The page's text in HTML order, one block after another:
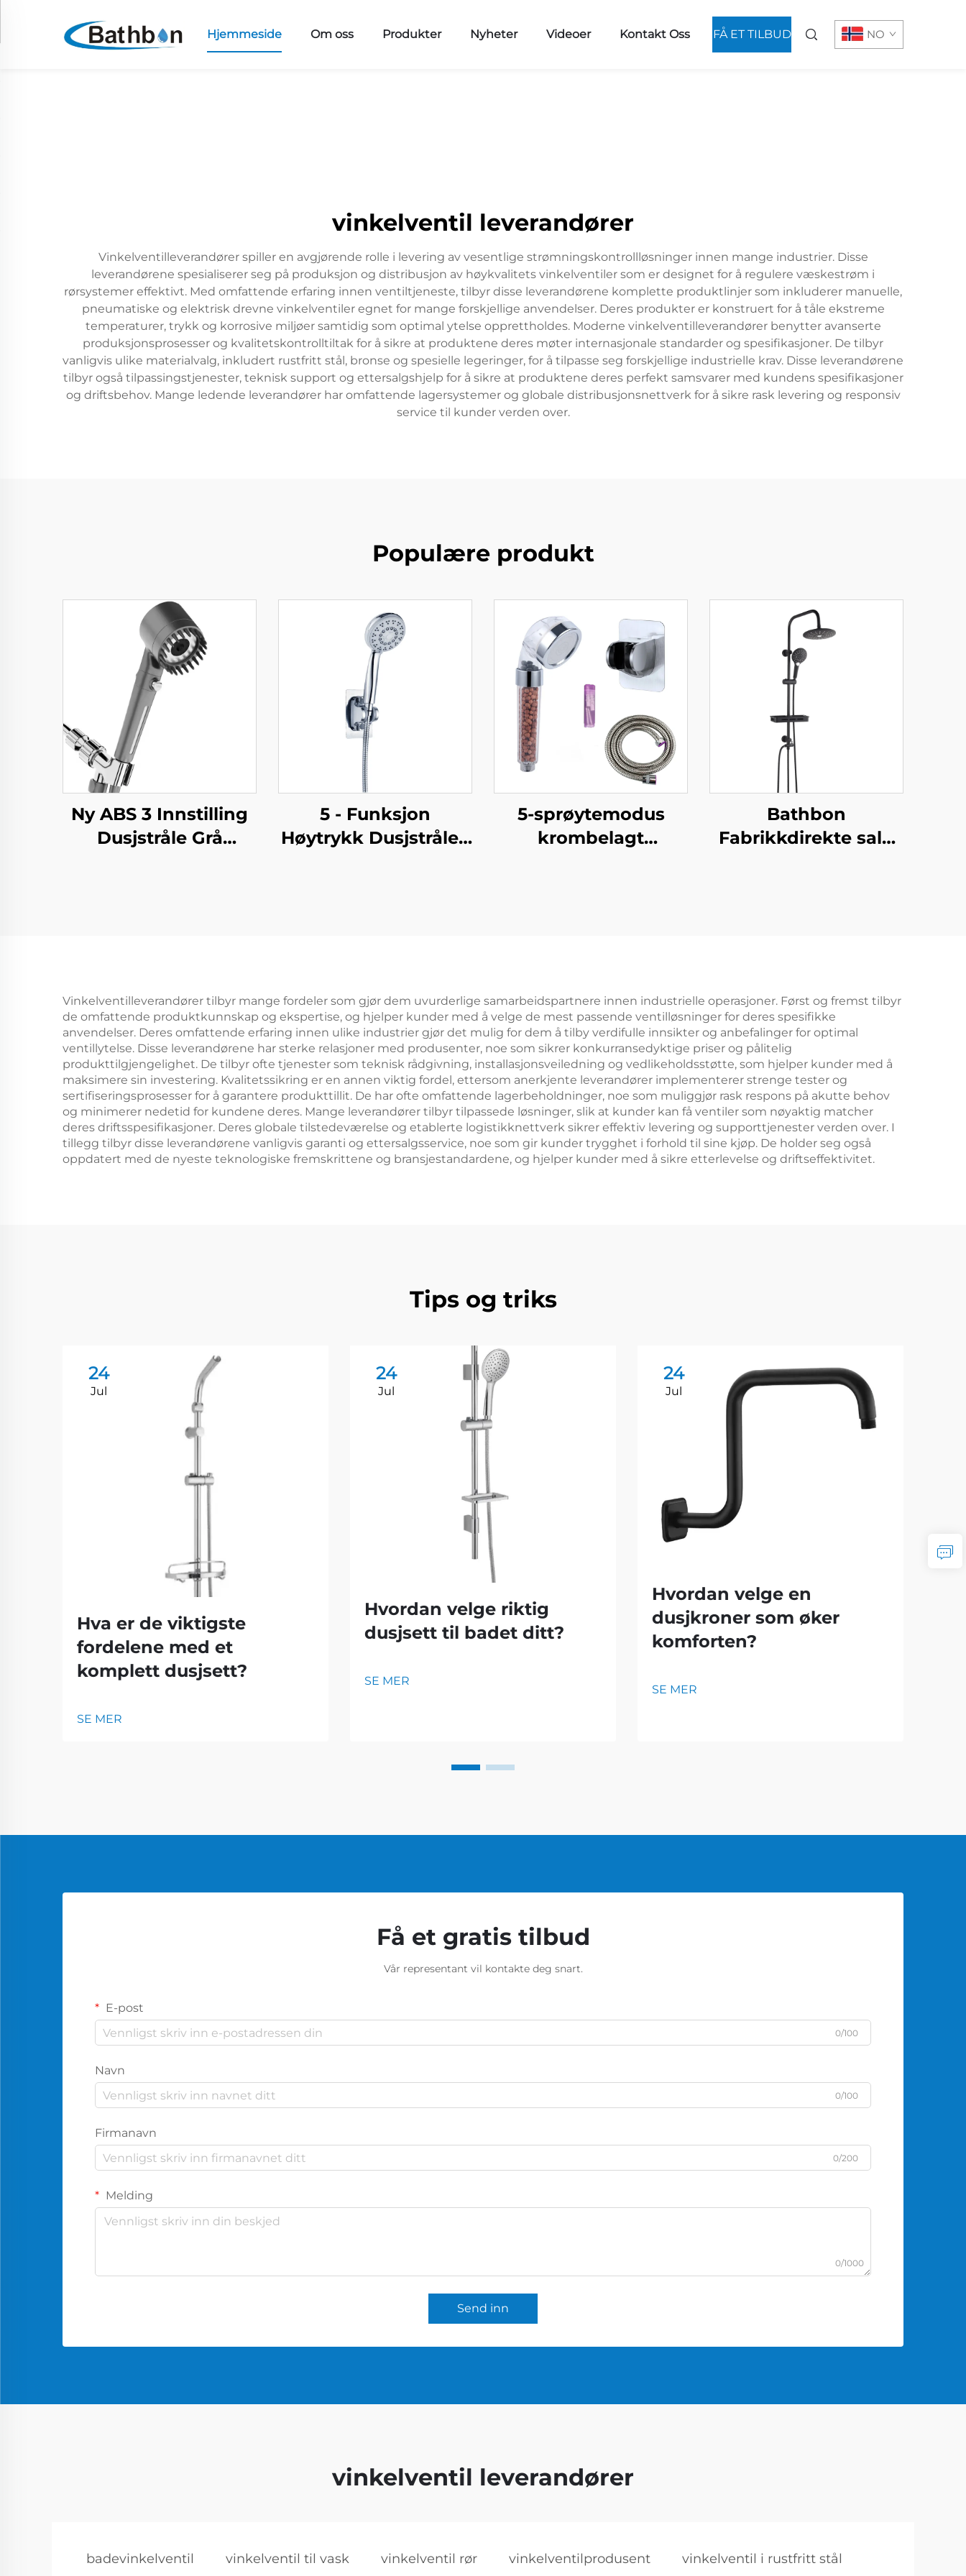
Hjemmeside Om oss Produkter Nyheter Videoer Kontakt Oss FÅ ET TILBUD NO
vinkelventil leverandører
Vinkelventilleverandører spiller en avgjørende rolle i levering av vesentlige strømningskontrollløsninger innen mange industrier. Disse
leverandørene spesialiserer seg på produksjon og distribusjon av høykvalitets vinkelventiler som er designet for å regulere væskestrøm i
rørsystemer effektivt. Med omfattende erfaring innen ventiltjeneste, tilbyr disse leverandørene komplette produktlinjer som inkluderer manuelle,
pneumatiske og elektrisk drevne vinkelventiler egnet for mange forskjellige anvendelser. Deres produkter er konstruert for å tåle ekstreme
temperaturer, trykk og korrosive miljøer samtidig som optimal ytelse opprettholdes. Moderne vinkelventilleverandører benytter avanserte
produksjonsprosesser og kvalitetskontrolltiltak for å sikre at produktene deres møter internasjonale standarder og spesifikasjoner. De tilbyr
vanligvis ulike materialvalg, inkludert rustfritt stål, bronse og spesielle legeringer, for å tilpasse seg forskjellige industrielle krav. Disse leverandørene
tilbyr også tilpassingstjenester, teknisk support og ettersalgshjelp for å sikre at produktene deres perfekt samsvarer med kundens spesifikasjoner
og driftsbehov. Mange ledende leverandører har omfattende lagersystemer og globale distribusjonsnettverk for å sikre rask levering og responsiv
service til kunder verden over.
Populære produkt
Ny ABS 3 Innstilling
Dusjstråle Grå
5 - Funksjon
Høytrykk Dusjstråle -
5-sprøytemodus
krombelagt
Bathbon
Fabrikkdirekte salg
Vinkelventilleverandører tilbyr mange fordeler som gjør dem uvurderlige samarbeidspartnere innen industrielle operasjoner. Først og fremst tilbyr
de omfattende produktkunnskap og ekspertise, og hjelper kunder med å velge de mest passende ventilløsninger for deres spesifikke
anvendelser. Deres omfattende erfaring innen ulike industrier gjør det mulig for dem å tilby verdifulle innsikter og anbefalinger for optimal
ventillytelse. Disse leverandørene har sterke relasjoner med produsenter, noe som sikrer konkurransedyktige priser og pålitelig
produkttilgjengelighet. De tilbyr ofte tjenester som teknisk rådgivning, installasjonsveiledning og vedlikeholdsstøtte, som hjelper kunder med å
maksimere sin investering. Kvalitetssikring er en annen viktig fordel, ettersom anerkjente leverandører implementerer strenge tester og
sertifiseringsprosesser for å garantere produkttillit. De har ofte omfattende lagerbeholdninger, noe som muliggjør rask respons på akutte behov
og minimerer nedetid for kundene deres. Mange leverandører tilbyr tilpassede løsninger, slik at kunder kan få ventiler som nøyaktig matcher
deres driftsspesifikasjoner. Deres globale tilstedeværelse og etablerte logistikknettverk sikrer effektiv levering og supporttjenester verden over. I
tillegg tilbyr disse leverandørene vanligvis garanti og ettersalgsservice, noe som gir kunder trygghet i forhold til sine kjøp. De holder seg også
oppdatert med de nyeste teknologiske fremskrittene og bransjestandardene, og hjelper kunder med å sikre etterlevelse og driftseffektivitet.
Tips og triks
24
Jul
Hva er de viktigste
fordelene med et
komplett dusjsett?
SE MER
24
Jul
Hvordan velge riktig
dusjsett til badet ditt?
SE MER
24
Jul
Hvordan velge en
dusjkroner som øker
komforten?
SE MER
Få et gratis tilbud
Vår representant vil kontakte deg snart.
E-post
0/100
Navn
0/100
Firmanavn
0/200
Melding
0/1000
Send inn
vinkelventil leverandører
badevinkelventil vinkelventil til vask vinkelventil rør vinkelventilprodusent vinkelventil i rustfritt stål